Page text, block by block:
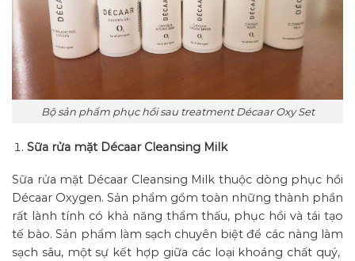
Bộ sản phẩm phục hồi sau treatment Décaar Oxy Set
Sữa rửa mặt Décaar Cleansing Milk
Sữa rửa mặt Décaar Cleansing Milk thuộc dòng phục hồi
Décaar Oxygen. Sản phẩm gồm toàn những thành phần
rất lành tính có khả năng thẩm thấu, phục hồi và tái tạo
tế bào. Sản phẩm làm sạch chuyên biệt để các nàng làm
sạch sâu, một sự kết hợp giữa các loại khoáng chất quý,